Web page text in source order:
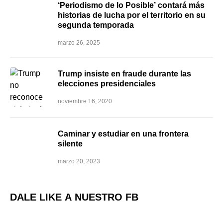
‘Periodismo de lo Posible’ contará más
historias de lucha por el territorio en su
segunda temporada
marzo 26, 2025
Trump insiste en fraude durante las
elecciones presidenciales
noviembre 16, 2020
Caminar y estudiar en una frontera
silente
marzo 20, 2023
DALE LIKE A NUESTRO FB